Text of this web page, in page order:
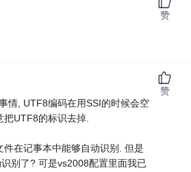
赞
情, UTF8编码在用SSI的时候会空
把UTF8的标识去掉.
在记事本中能够自动识别. 但是
别了? 可是vs2008配置里面我已
赞